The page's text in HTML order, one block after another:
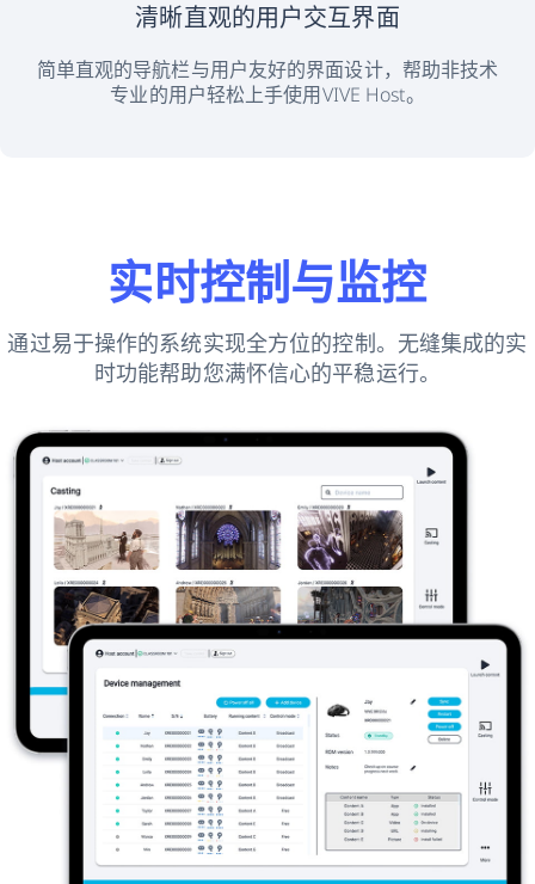
清晰直观的用户交互界面
简单直观的导航栏与用户友好的界面设计，帮助非技术
专业的用户轻松上手使用VIVE Host。
实时控制与监控
通过易于操作的系统实现全方位的控制。无缝集成的实
时功能帮助您满怀信心的平稳运行。